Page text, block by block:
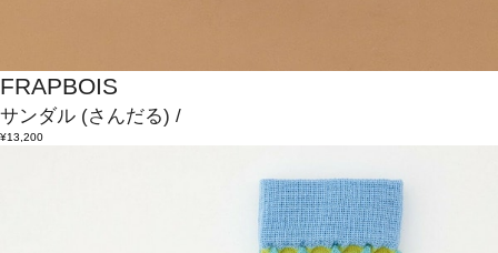
FRAPBOIS
サンダル (さんだる) /
¥13,200